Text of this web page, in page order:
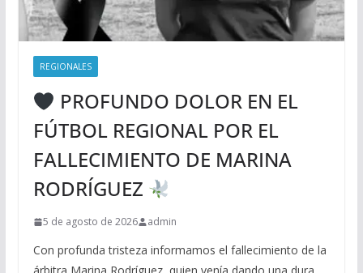
REGIONALES
PROFUNDO DOLOR EN EL
FÚTBOL REGIONAL POR EL
FALLECIMIENTO DE MARINA
RODRÍGUEZ
5 de agosto de 2026 admin
Con profunda tristeza informamos el fallecimiento de la